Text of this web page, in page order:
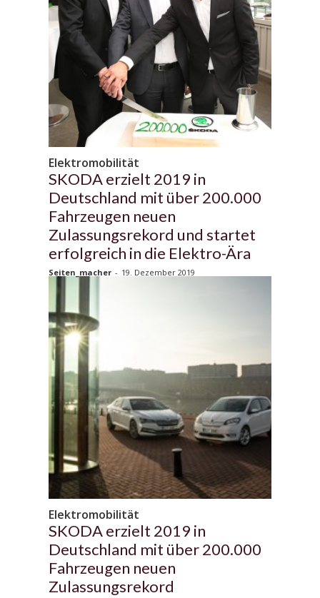
Elektromobilität
SKODA erzielt 2019 in
Deutschland mit über 200.000
Fahrzeugen neuen
Zulassungsrekord und startet
erfolgreich in die Elektro-Ära
Seiten_macher - 19. Dezember 2019
Elektromobilität
SKODA erzielt 2019 in
Deutschland mit über 200.000
Fahrzeugen neuen
Zulassungsrekord